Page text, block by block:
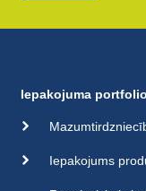
Iepakojuma portfolio
Iepakojums